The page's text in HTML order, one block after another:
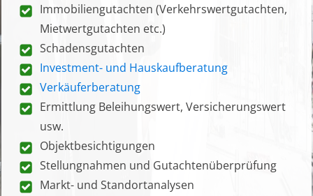
Immobiliengutachten (Verkehrswertgutachten,
Mietwertgutachten etc.)
Schadensgutachten
Investment- und Hauskaufberatung
Verkäuferberatung
Ermittlung Beleihungswert, Versicherungswert
usw.
Objektbesichtigungen
Stellungnahmen und Gutachtenüberprüfung
Markt- und Standortanalysen